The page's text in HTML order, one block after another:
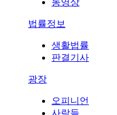
법률정보
생활법률
판결기사
광장
오피니언
사람들